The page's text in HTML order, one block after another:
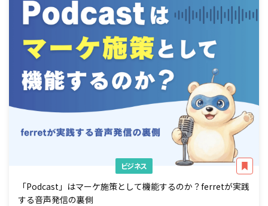
ビジネス
「Podcast」はマーケ施策として機能するのか？ferretが実践
する音声発信の裏側